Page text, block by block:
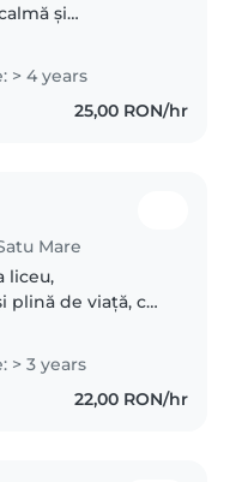
și
să petrec timp
dar și să..
> 4 years
25,00 RON/hr
Mare
liceu,
plină de viață, cu
la liceu
simt confortabilă
companie,..
> 3 years
22,00 RON/hr